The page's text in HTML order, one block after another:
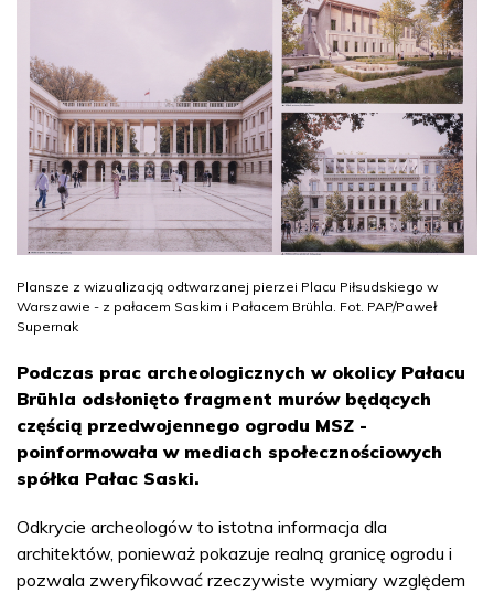
Plansze z wizualizacją odtwarzanej pierzei Placu Piłsudskiego w
Warszawie - z pałacem Saskim i Pałacem Brühla. Fot. PAP/Paweł
Supernak
Podczas prac archeologicznych w okolicy Pałacu
Brühla odsłonięto fragment murów będących
częścią przedwojennego ogrodu MSZ -
poinformowała w mediach społecznościowych
spółka Pałac Saski.
Odkrycie archeologów to istotna informacja dla
architektów, ponieważ pokazuje realną granicę ogrodu i
pozwala zweryfikować rzeczywiste wymiary względem